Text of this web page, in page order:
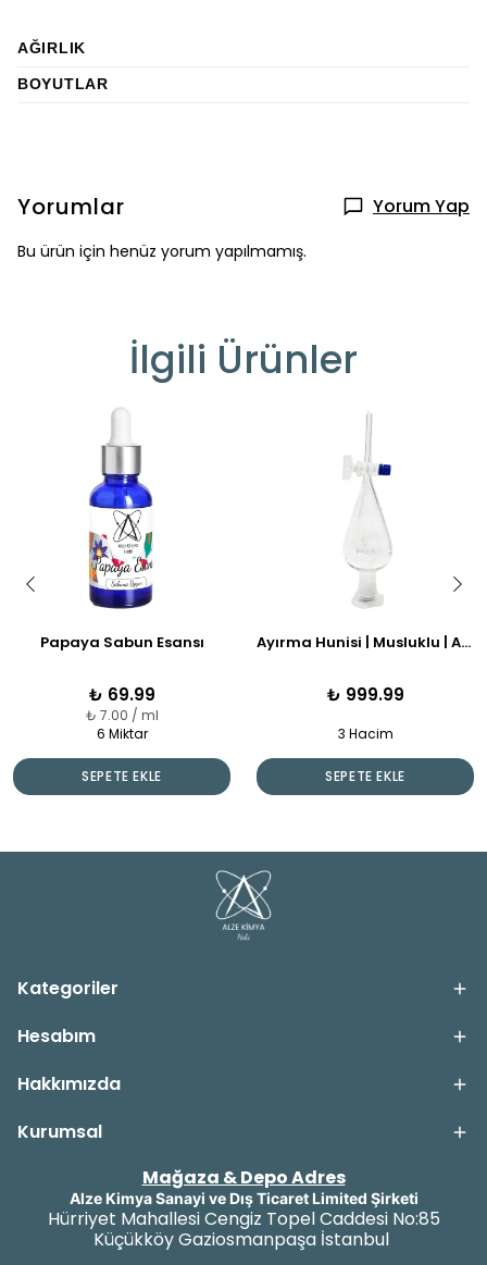
AĞIRLIK
BOYUTLAR
Yorumlar Yorum Yap
Bu ürün için henüz yorum yapılmamış.
İlgili Ürünler
Papaya Sabun Esansı
₺ 69.99
₺ 7.00 / ml
6 Miktar
SEPETE EKLE
Ayırma Hunisi | Musluklu | Armudi Form | Borosilikat 3.3 Cam
₺ 999.99
3 Hacim
SEPETE EKLE
Kategoriler
Hesabım
Hakkımızda
Kurumsal
Mağaza & Depo Adres
Alze Kimya Sanayi ve Dış Ticaret Limited Şirketi
Hürriyet Mahallesi Cengiz Topel Caddesi No:85
Küçükköy Gaziosmanpaşa İstanbul